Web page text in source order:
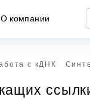
О компании
с кДНК